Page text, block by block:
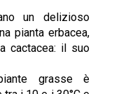
un delizioso
pianta erbacea,
cactacea: il suo
grasse è